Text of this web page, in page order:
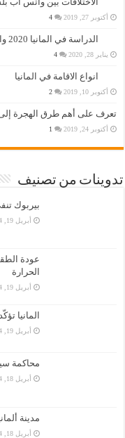
أكتوبر 27, 2019 4
الدراسة في المانيا 2020 واهم التفاصيل عنها
يناير 28, 2020 4
انواع الاقامة في المانيا
أكتوبر 10, 2019 2
تعرف على أهم طرق الهجرة إلى
أكتوبر 24, 2019 1
تدوينات من تصنيف
بيربوك
أبريل 19, 2024
عودة
الحرارة
أبريل 19, 2024
المانيا
أبريل 19, 2024
محاكمة
أبريل 18, 2024
مدينة
أبريل 18, 2024